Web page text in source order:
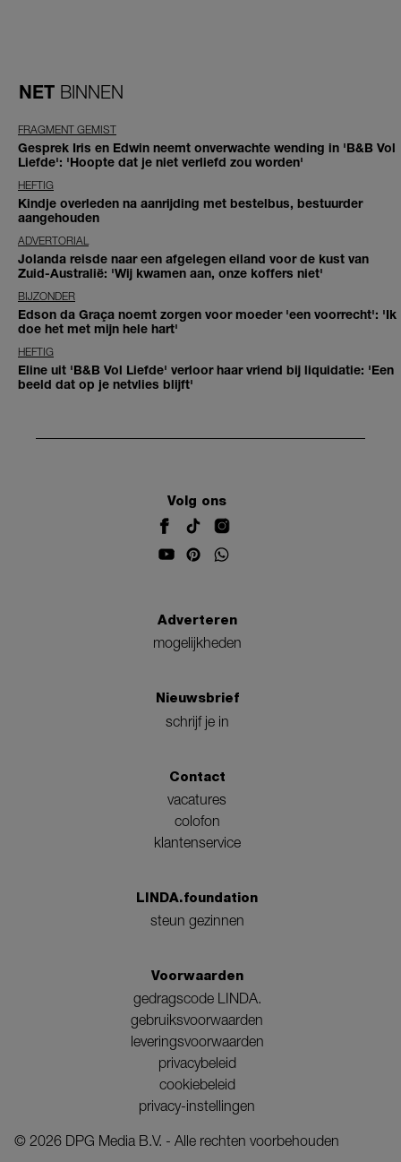
NET BINNEN
FRAGMENT GEMIST
Gesprek Iris en Edwin neemt onverwachte wending in 'B&B Vol
Liefde': 'Hoopte dat je niet verliefd zou worden'
HEFTIG
Kindje overleden na aanrijding met bestelbus, bestuurder
aangehouden
ADVERTORIAL
Jolanda reisde naar een afgelegen eiland voor de kust van
Zuid-Australië: 'Wij kwamen aan, onze koffers niet'
BIJZONDER
Edson da Graça noemt zorgen voor moeder 'een voorrecht': 'Ik
doe het met mijn hele hart'
HEFTIG
Eline uit 'B&B Vol Liefde' verloor haar vriend bij liquidatie: 'Een
beeld dat op je netvlies blijft'
Volg ons
Adverteren
mogelijkheden
Nieuwsbrief
schrijf je in
Contact
vacatures
colofon
klantenservice
LINDA.foundation
steun gezinnen
Voorwaarden
gedragscode LINDA.
gebruiksvoorwaarden
leveringsvoorwaarden
privacybeleid
cookiebeleid
privacy-instellingen
© 2026 DPG Media B.V. - Alle rechten voorbehouden